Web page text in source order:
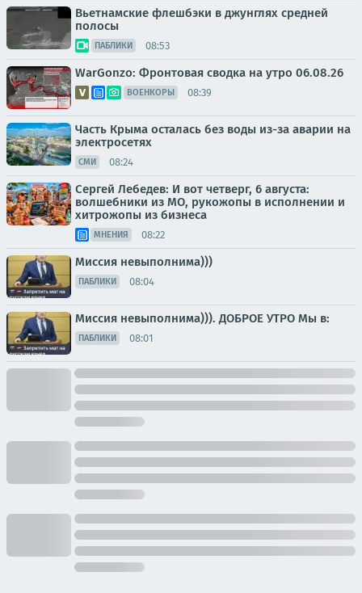
Вьетнамские флешбэки в джунглях средней
полосы
ПАБЛИКИ 08:53
WarGonzo: Фронтовая сводка на утро 06.08.26
ВОЕНКОРЫ 08:39
Часть Крыма осталась без воды из-за аварии на
электросетях
СМИ 08:24
Сергей Лебедев: И вот четверг, 6 августа:
волшебники из МО, рукожопы в исполнении и
хитрожопы из бизнеса
МНЕНИЯ 08:22
Миссия невыполнима)))
ПАБЛИКИ 08:04
Миссия невыполнима))). ДОБРОЕ УТРО Мы в:
ПАБЛИКИ 08:01